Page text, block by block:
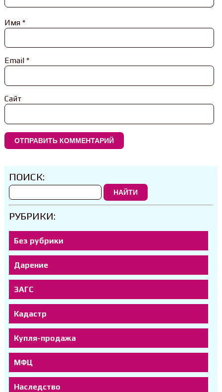
Имя *
Email *
Сайт
ПОИСК:
НАЙТИ
РУБРИКИ:
Без рубрики
Дарение
ЗАГС
Кадастр
Купля-продажа
МФЦ
Наследство